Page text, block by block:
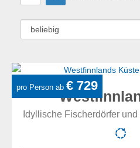
pro Person ab € 729
Idyllische Fischerdörfer